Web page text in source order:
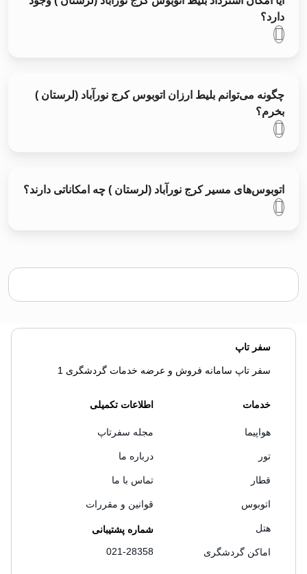
دارد؟
چگونه می‌توانم بلیط ارزان اتوبوس کرج نورآباد (لرستان )
بخرم؟
اتوبوس‌های مسیر کرج نورآباد (لرستان ) چه امکاناتی دارند؟
سفر تاپ
سفر تاپ سامانه فروش و عرضه خدمات گردشگری 1
خدمات
هواپیما
تور
قطار
اتوبوس
هتل
اماکن گردشگری
اطلاعات تکمیلی
مجله سفرتاپ
درباره ما
تماس با ما
قوانین و مقررات
شماره پشتیبانی
021-28358